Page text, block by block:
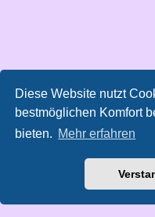
Diese Website nutzt
bestmöglichen Komfort
bieten. Mehr erfahren